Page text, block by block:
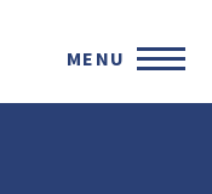
MENU